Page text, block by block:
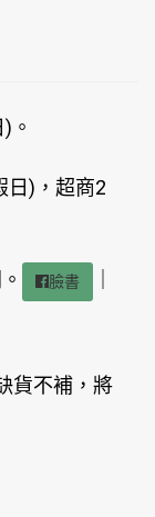
。
日)，超商2
臉書
貨不補，將